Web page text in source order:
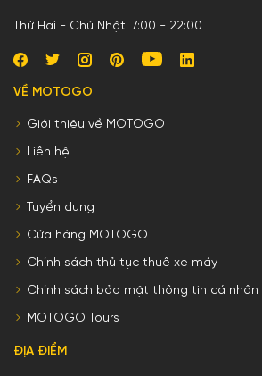
Thứ Hai - Chủ Nhật: 7:00 - 22:00
VỀ MOTOGO
Giới thiệu về MOTOGO
Liên hệ
FAQs
Tuyển dụng
Cửa hàng MOTOGO
Chính sách thủ tục thuê xe máy
Chính sách bảo mật thông tin cá nhân
MOTOGO Tours
ĐỊA ĐIỂM